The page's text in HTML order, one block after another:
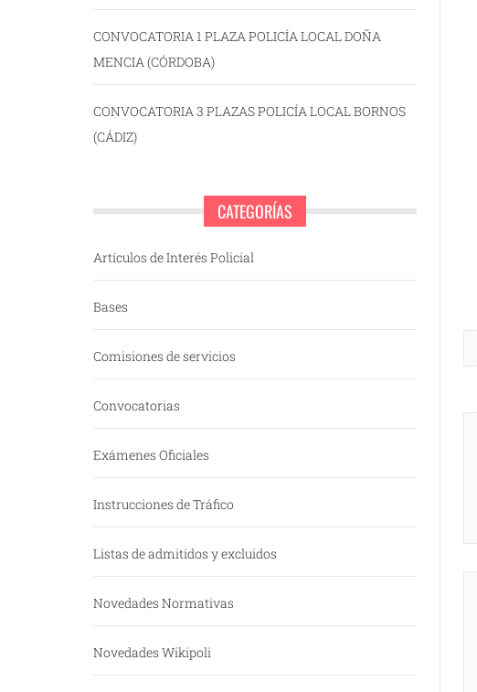
CONVOCATORIA 1 PLAZA POLICÍA LOCAL DOÑA
MENCIA (CÓRDOBA)
CONVOCATORIA 3 PLAZAS POLICÍA LOCAL BORNOS
(CÁDIZ)
CATEGORÍAS
Artículos de Interés Policial
Bases
Comisiones de servicios
Convocatorias
Exámenes Oficiales
Instrucciones de Tráfico
Listas de admitidos y excluidos
Novedades Normativas
Novedades Wikipoli